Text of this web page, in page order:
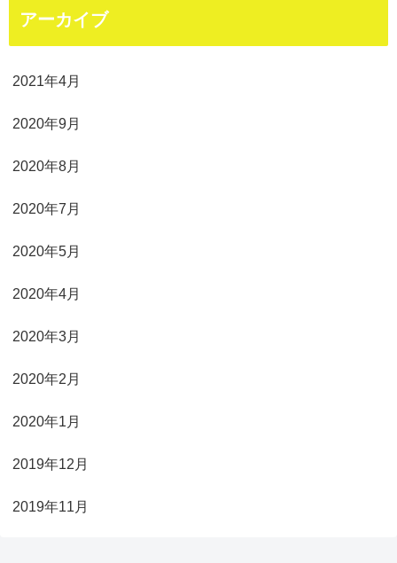
アーカイブ
2021年4月
2020年9月
2020年8月
2020年7月
2020年5月
2020年4月
2020年3月
2020年2月
2020年1月
2019年12月
2019年11月